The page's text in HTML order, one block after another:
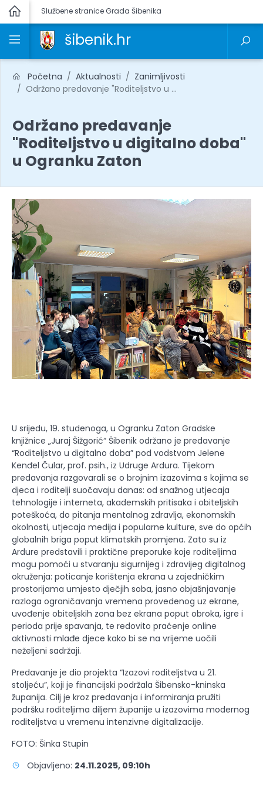
Službene stranice Grada Šibenika
šibenik.hr
Početna Aktualnosti
Zanimljivosti
Održano predavanje "Roditeljstvo u ...
Održano predavanje
"Roditeljstvo u digitalno doba"
u Ogranku Zaton
U srijedu, 19. studenoga, u Ogranku Zaton Gradske
knjižnice „Juraj Šižgorić“ Šibenik održano je predavanje
“Roditeljstvo u digitalno doba” pod vodstvom Jelene
Kenđel Čular, prof. psih., iz Udruge Ardura. Tijekom
predavanja razgovarali se o brojnim izazovima s kojima se
djeca i roditelji suočavaju danas: od snažnog utjecaja
tehnologije i interneta, akademskih pritisaka i obiteljskih
poteškoća, do pitanja mentalnog zdravlja, ekonomskih
okolnosti, utjecaja medija i popularne kulture, sve do općih
globalnih briga poput klimatskih promjena. Zato su iz
Ardure predstavili i praktične preporuke koje roditeljima
mogu pomoći u stvaranju sigurnijeg i zdravijeg digitalnog
okruženja: poticanje korištenja ekrana u zajedničkim
prostorijama umjesto dječjih soba, jasno objašnjavanje
razloga ograničavanja vremena provedenog uz ekrane,
uvođenje obiteljskih zona bez ekrana poput obroka, igre i
perioda prije spavanja, te redovito praćenje online
aktivnosti mlađe djece kako bi se na vrijeme uočili
neželjeni sadržaji.
Predavanje je dio projekta “Izazovi roditeljstva u 21.
stoljeću”, koji je financijski podržala Šibensko-kninska
županija. Cilj je kroz predavanja i informiranja pružiti
podršku roditeljima diljem županije u izazovima modernog
roditeljstva u vremenu intenzivne digitalizacije.
FOTO: Šinka Stupin
Objavljeno: 24.11.2025, 09:10h